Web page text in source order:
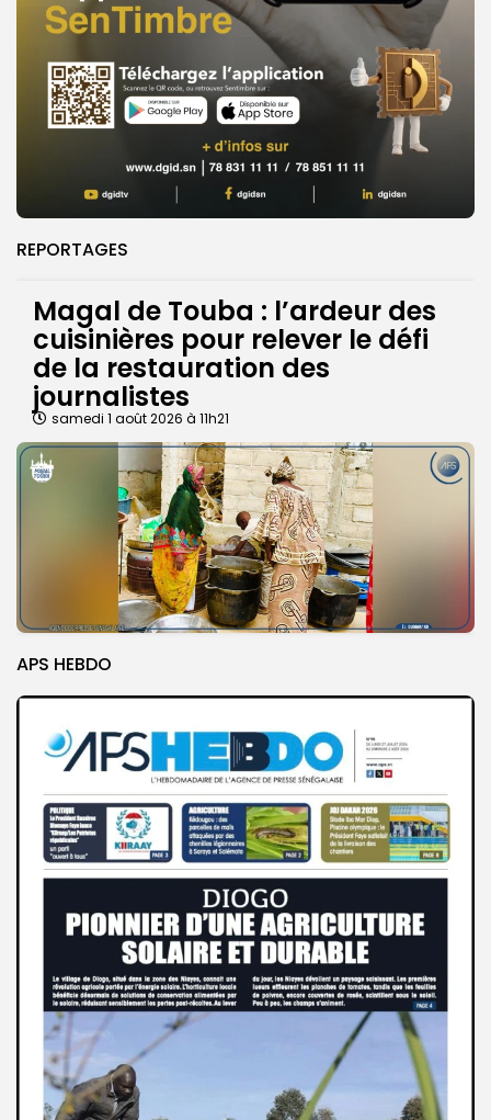
REPORTAGES
Magal de Touba : l’ardeur des
cuisinières pour relever le défi
de la restauration des
journalistes
samedi 1 août 2026 à 11h21
APS HEBDO